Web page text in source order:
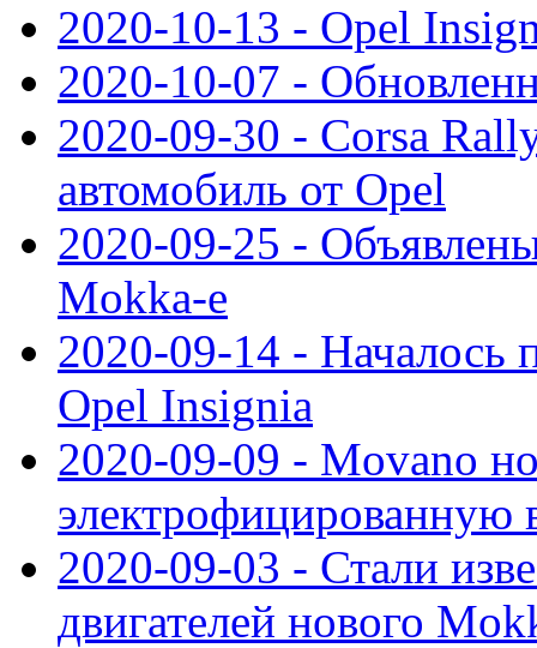
2020-10-13 - Opel
2020-10-07 -
2020-09-30 - Corsa
автомобиль от Opel
2020-09-25 -
Mokka-e
2020-09-14 - Началось
Opel Insignia
2020-09-09 - Movano
электрофицированную
2020-09-03 - Стали
двигателей нового